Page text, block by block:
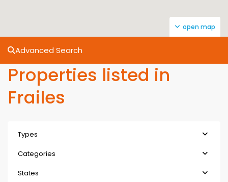
open map
Advanced Search
Properties listed in
Frailes
Types
Categories
States